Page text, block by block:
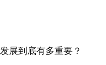
展到底有多重要？